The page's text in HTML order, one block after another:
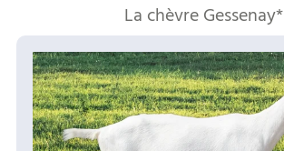
La chèvre Gessenay*